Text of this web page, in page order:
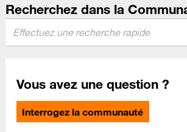
Recherchez dans la
Vous avez une question ?
Interrogez la communauté